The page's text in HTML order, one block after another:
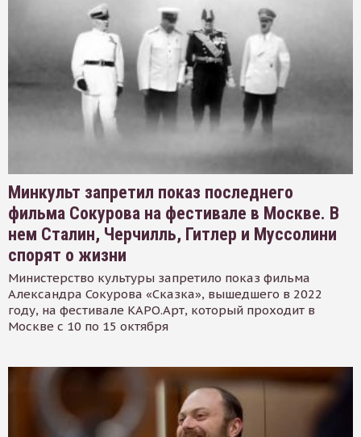
Минкульт запретил показ последнего
фильма Сокурова на фестивале в Москве. В
нем Сталин, Черчилль, Гитлер и Муссолини
спорят о жизни
Министерство культуры запретило показ фильма
Александра Сокурова «Сказка», вышедшего в 2022
году, на фестивале КАРО.Арт, который проходит в
Москве с 10 по 15 октября